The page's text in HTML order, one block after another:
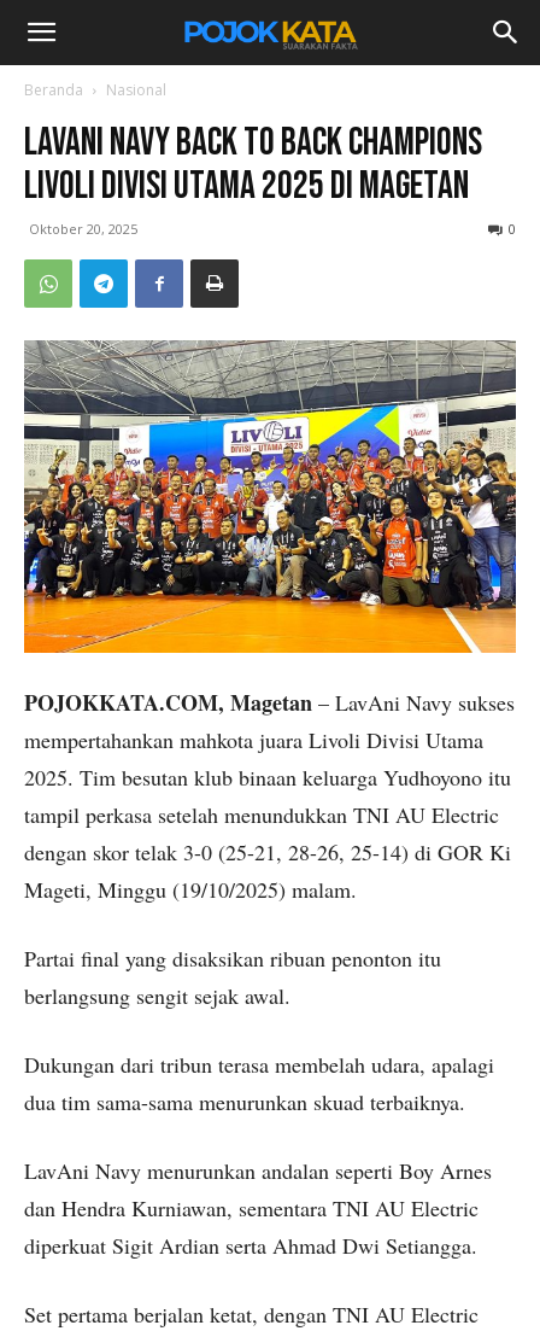
Beranda Nasional
LavAni Navy Back to Back Champions
Livoli Divisi Utama 2025 di Magetan
Oktober 20, 2025 0
POJOKKATA.COM, Magetan – LavAni Navy sukses
mempertahankan mahkota juara Livoli Divisi Utama
2025. Tim besutan klub binaan keluarga Yudhoyono itu
tampil perkasa setelah menundukkan TNI AU Electric
dengan skor telak 3-0 (25-21, 28-26, 25-14) di GOR Ki
Mageti, Minggu (19/10/2025) malam.
Partai final yang disaksikan ribuan penonton itu
berlangsung sengit sejak awal.
Dukungan dari tribun terasa membelah udara, apalagi
dua tim sama-sama menurunkan skuad terbaiknya.
LavAni Navy menurunkan andalan seperti Boy Arnes
dan Hendra Kurniawan, sementara TNI AU Electric
diperkuat Sigit Ardian serta Ahmad Dwi Setiangga.
Set pertama berjalan ketat, dengan TNI AU Electric